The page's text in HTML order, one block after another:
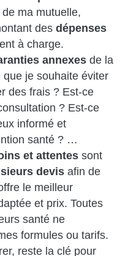
de ma mutuelle,
desdépenses
à charge.
annexes de la
je souhaite éviter
des frais ? Est-ce
? Est-ce
informé et
santé ? …
et attentes sont
devis afin de
le meilleur
et prix. Toutes
santé ne
formules ou tarifs.
reste la clé pour